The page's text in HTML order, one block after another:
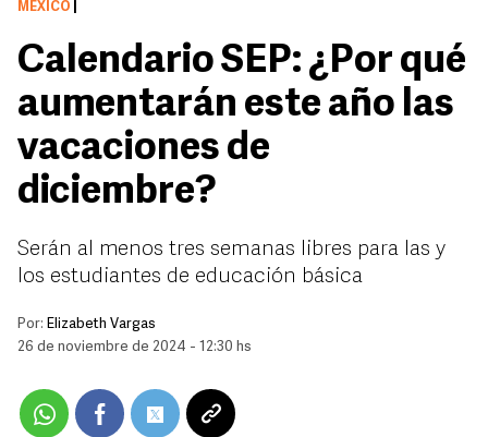
MÉXICO
Calendario SEP: ¿Por qué
aumentarán este año las
vacaciones de
diciembre?
Serán al menos tres semanas libres para las y
los estudiantes de educación básica
Por: Elizabeth Vargas
26 de noviembre de 2024 - 12:30 hs